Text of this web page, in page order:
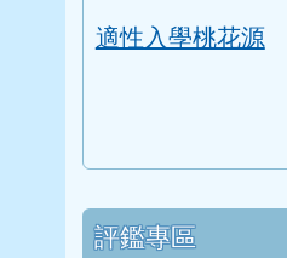
適性入學桃花源
評鑑專區